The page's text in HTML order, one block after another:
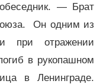
— Брат
Он одним из
при отражении
в рукопашном
в Ленинграде.